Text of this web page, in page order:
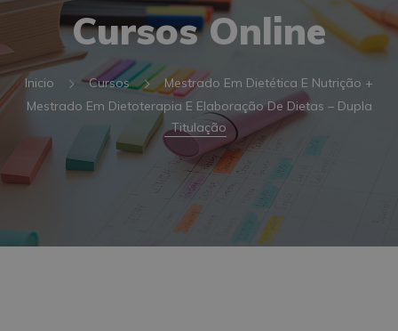
Cursos Online
Inicio Cursos
Mestrado Em Dietética E Nutrição +
Mestrado Em Dietoterapia E Elaboração De Dietas – Dupla
Titulação